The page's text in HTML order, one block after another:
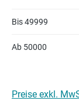
Bis49999
Ab 50000
Preise exkl.